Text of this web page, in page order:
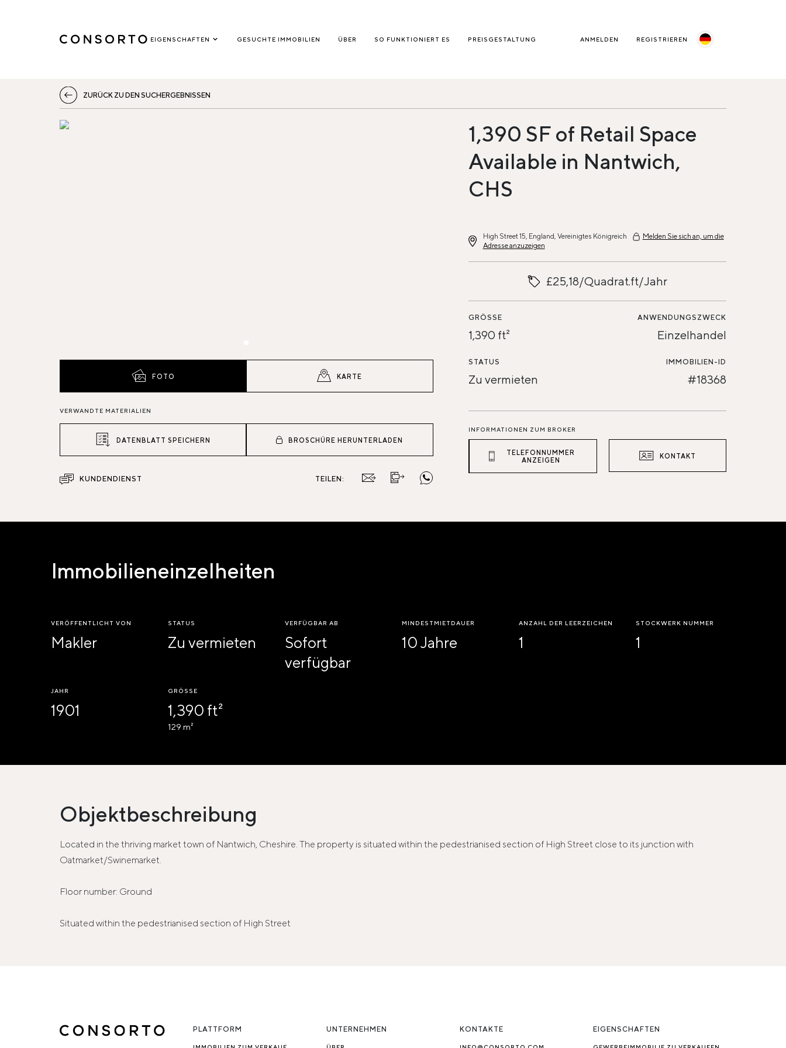
EIGENSCHAFTEN GESUCHTE IMMOBILIEN ÜBER SO FUNKTIONIERT ES PREISGESTALTUNG ANMELDEN REGISTRIEREN
ZURÜCK ZU DEN SUCHERGEBNISSEN
FOTO KARTE
VERWANDTE MATERIALIEN
DATENBLATT SPEICHERN BROSCHÜRE HERUNTERLADEN
KUNDENDIENST TEILEN:
1,390 SF of Retail Space
Available in Nantwich,
CHS
High Street 15, England, Vereinigtes Königreich
Melden Sie sich an, um die
Adresse anzuzeigen
£25,18/Quadrat.ft/Jahr
GRÖSSE
1,390 ft²
ANWENDUNGSZWECK
Einzelhandel
STATUS
Zu vermieten
IMMOBILIEN-ID
#18368
INFORMATIONEN ZUM BROKER
TELEFONNUMMER
ANZEIGEN
KONTAKT
Immobilieneinzelheiten
VERÖFFENTLICHT VON
Makler
STATUS
Zu vermieten
VERFÜGBAR AB
Sofort
verfügbar
MINDESTMIETDAUER
10 Jahre
ANZAHL DER LEERZEICHEN
1
STOCKWERK NUMMER
1
JAHR
1901
GRÖSSE
1,390 ft²
129 m²
Objektbeschreibung
Located in the thriving market town of Nantwich, Cheshire. The property is situated within the pedestrianised section of High Street close to its junction with
Oatmarket/Swinemarket.
Floor number: Ground
Situated within the pedestrianised section of High Street
PLATTFORM UNTERNEHMEN KONTAKTE EIGENSCHAFTEN